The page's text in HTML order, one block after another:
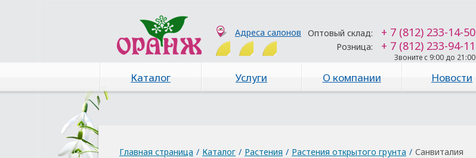
Адреса салонов Оптовый склад: + 7 (812) 233-14-50
Розница: + 7 (812) 233-94-11
Звоните с 9:00 до 21:00
Каталог Услуги О компании Новости
Главная страница / Каталог / Растения / Растения открытого грунта / Санвиталия